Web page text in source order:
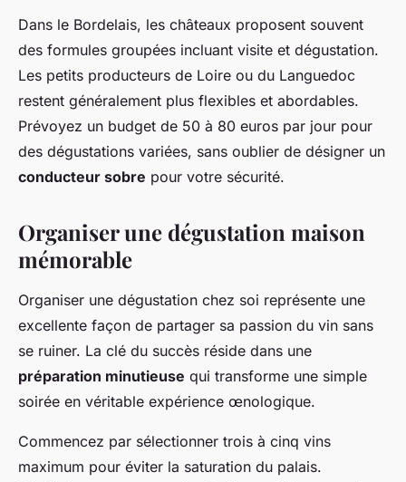
Dans le Bordelais, les châteaux proposent souvent
des formules groupées incluant visite et dégustation.
Les petits producteurs de Loire ou du Languedoc
restent généralement plus flexibles et abordables.
Prévoyez un budget de 50 à 80 euros par jour pour
des dégustations variées, sans oublier de désigner un
conducteur sobre pour votre sécurité.
Organiser une dégustation maison
mémorable
Organiser une dégustation chez soi représente une
excellente façon de partager sa passion du vin sans
se ruiner. La clé du succès réside dans une
préparation minutieuse qui transforme une simple
soirée en véritable expérience œnologique.
Commencez par sélectionner trois à cinq vins
maximum pour éviter la saturation du palais.